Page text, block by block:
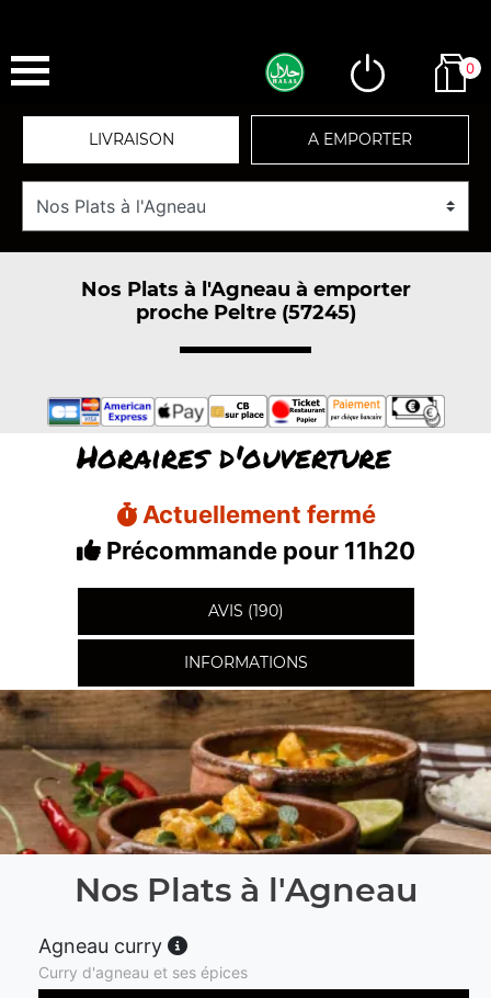
0
LIVRAISON A EMPORTER
Nos Plats à l'Agneau à emporter
proche Peltre (57245)
Horaires d'ouverture
Actuellement fermé
Précommande pour 11h20
AVIS (190)
INFORMATIONS
Nos Plats à l'Agneau
Agneau curry
Curry d'agneau et ses épices